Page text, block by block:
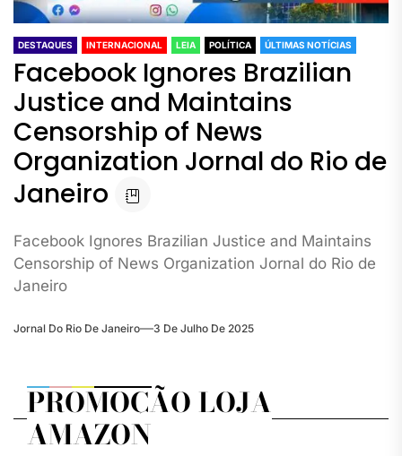
DESTAQUES INTERNACIONAL LEIA POLÍTICA ÚLTIMAS NOTÍCIAS
Facebook Ignores Brazilian
Justice and Maintains
Censorship of News
Organization Jornal do Rio de
Janeiro
Facebook Ignores Brazilian Justice and Maintains
Censorship of News Organization Jornal do Rio de
Janeiro
Jornal Do Rio De Janeiro 3 De Julho De 2025
PROMOÇÃO LOJA
AMAZON